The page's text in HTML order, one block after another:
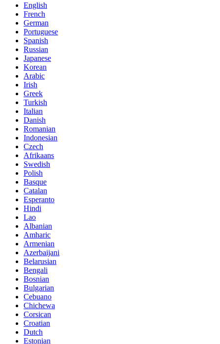
English
French
German
Portuguese
Spanish
Russian
Japanese
Korean
Arabic
Irish
Greek
Turkish
Italian
Danish
Romanian
Indonesian
Czech
Afrikaans
Swedish
Polish
Basque
Catalan
Esperanto
Hindi
Lao
Albanian
Amharic
Armenian
Azerbaijani
Belarusian
Bengali
Bosnian
Bulgarian
Cebuano
Chichewa
Corsican
Croatian
Dutch
Estonian